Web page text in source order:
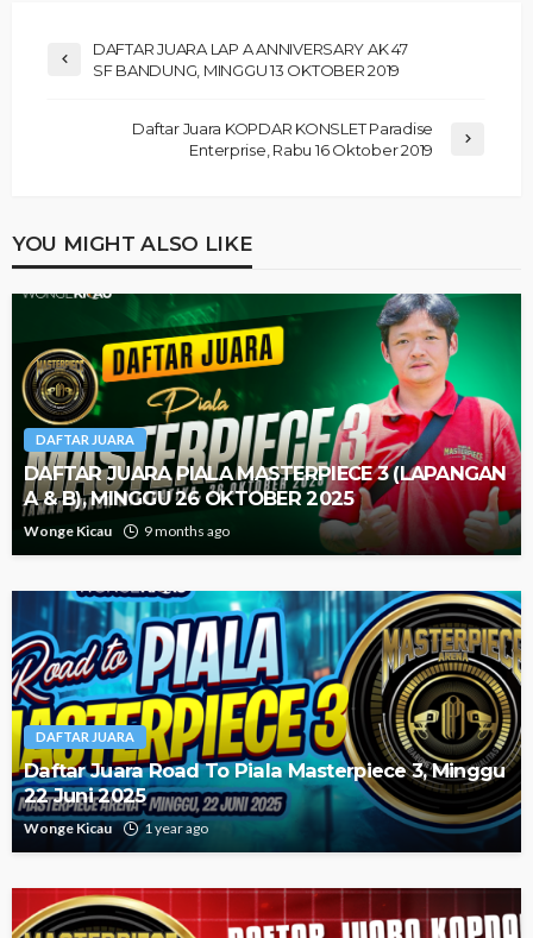
DAFTAR JUARA LAP A ANNIVERSARY AK 47
SF BANDUNG, MINGGU 13 OKTOBER 2019
Daftar Juara KOPDAR KONSLET Paradise
Enterprise, Rabu 16 Oktober 2019
YOU MIGHT ALSO LIKE
DAFTAR JUARA
DAFTAR JUARA PIALA MASTERPIECE 3 (LAPANGAN
A & B), MINGGU 26 OKTOBER 2025
Wonge Kicau 9 months ago
DAFTAR JUARA
Daftar Juara Road To Piala Masterpiece 3, Minggu
22 Juni 2025
Wonge Kicau 1 year ago